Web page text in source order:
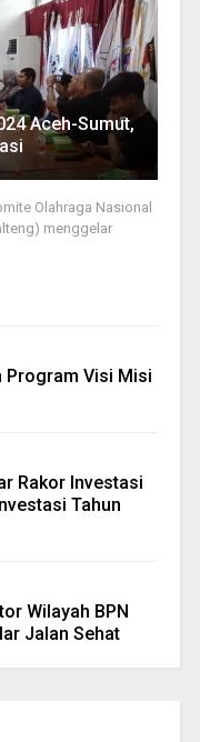
Aceh-Sumut,
Olahraga Nasional
menggelar
Program Visi Misi
Rakor Investasi
Tahun
Wilayah BPN
Jalan Sehat